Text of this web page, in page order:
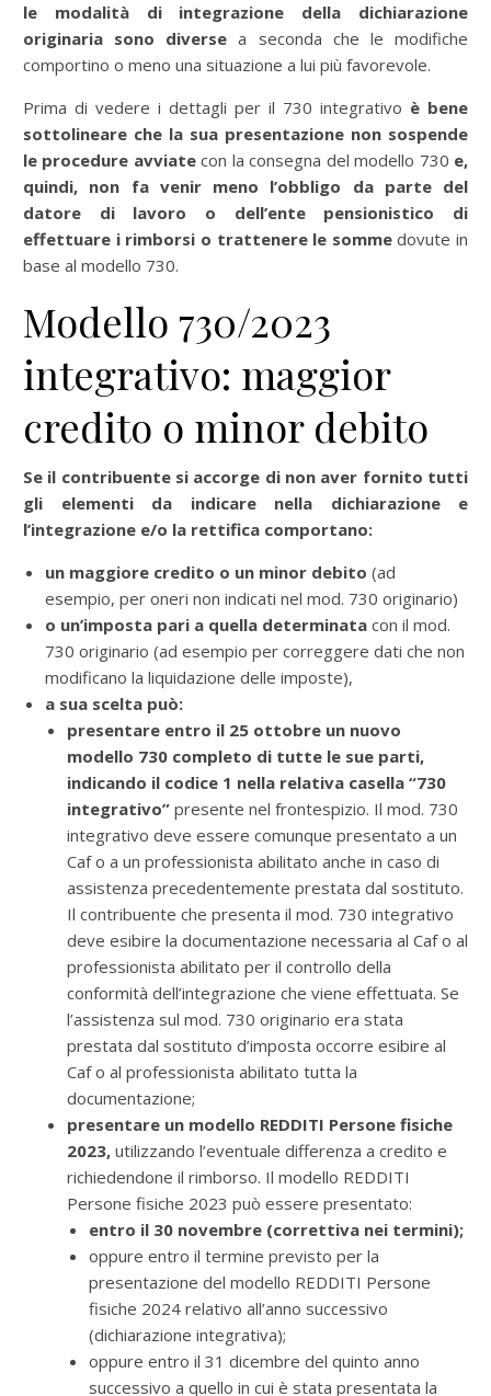
le modalità di integrazione della dichiarazione
originaria sono diversea seconda che le modifiche
comportino o meno una situazione a lui più favorevole.
Prima di vedere i dettagli per il 730 integrativo è bene
sottolineare che la sua presentazione non sospende
le procedure avviatecon la consegna del modello 730 e,
quindi, non fa venir meno l’obbligo da parte del
datore di lavoro o dell’ente pensionistico di
effettuare i rimborsi o trattenere le sommedovute in
base al modello 730.
Modello 730/2023
integrativo: maggior
credito o minor debito
Se il contribuente si accorge di non aver fornito tutti
gli elementi da indicare nella dichiarazione e
l’integrazione e/o la rettifica comportano:
un maggiore credito o un minor debito (ad
esempio, per oneri non indicati nel mod. 730 originario)
o un’imposta pari a quella determinata con il mod.
730 originario (ad esempio per correggere dati che non
modificano la liquidazione delle imposte),
a sua scelta può:
presentare entro il 25 ottobre un nuovo
modello 730 completo di tutte le sue parti,
indicando il codice 1 nella relativa casella “730
integrativo” presente nel frontespizio. Il mod. 730
integrativo deve essere comunque presentato a un
Caf o a un professionista abilitato anche in caso di
assistenza precedentemente prestata dal sostituto.
Il contribuente che presenta il mod. 730 integrativo
deve esibire la documentazione necessaria al Caf o al
professionista abilitato per il controllo della
conformità dell’integrazione che viene effettuata. Se
l’assistenza sul mod. 730 originario era stata
prestata dal sostituto d’imposta occorre esibire al
Caf o al professionista abilitato tutta la
documentazione;
presentare un modello REDDITI Persone fisiche
2023, utilizzando l’eventuale differenza a credito e
richiedendone il rimborso. Il modello REDDITI
Persone fisiche 2023 può essere presentato:
entro il 30 novembre (correttiva nei termini);
oppure entro il termine previsto per la
presentazione del modello REDDITI Persone
fisiche 2024 relativo all’anno successivo
(dichiarazione integrativa);
oppure entro il 31 dicembre del quinto anno
successivo a quello in cui è stata presentata la